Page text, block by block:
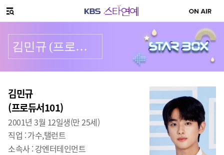
메뉴 열기
김민규 (프로듀서101)
프로필
김민규
(프로듀서101)
2001년 3월 12일생(만 25세)
직업 :가수,탤런트
소속사 : 강엔터테인먼트